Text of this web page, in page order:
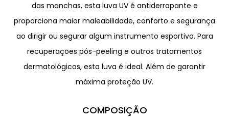
das manchas, esta luva UV é antiderrapante e
proporciona maior maleabilidade, conforto e segurança
ao dirigir ou segurar algum instrumento esportivo. Para
recuperações pós-peeling e outros tratamentos
dermatológicos, esta luva é ideal. Além de garantir
máxima proteção UV.
COMPOSIÇÃO